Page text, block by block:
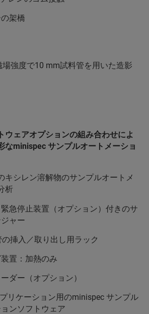
架橋
場強度で10 mm試料管を用いた造影
ウェアオプションの組み合わせによ
なminispec サンプルオートメーショ
キシレン溶解物のサンプルオートメ
析
急停止装置（オプション）付きのサ
ャー
挿入／取り出し用ラック
置：加熱のみ
ダー（オプション）
リケーション用のminispec サンプル
ンソフトウェア